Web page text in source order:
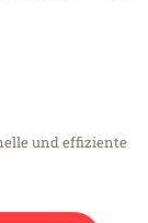
und effiziente